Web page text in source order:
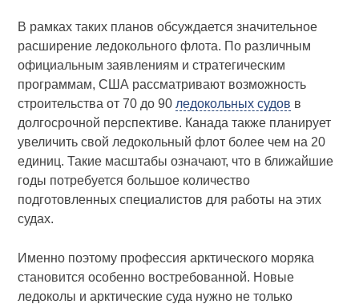
В рамках таких планов обсуждается значительное
расширение ледокольного флота. По различным
официальным заявлениям и стратегическим
программам, США рассматривают возможность
строительства от 70 до 90 ледокольных судов в
долгосрочной перспективе. Канада также планирует
увеличить свой ледокольный флот более чем на 20
единиц. Такие масштабы означают, что в ближайшие
годы потребуется большое количество
подготовленных специалистов для работы на этих
судах.
Именно поэтому профессия арктического моряка
становится особенно востребованной. Новые
ледоколы и арктические суда нужно не только